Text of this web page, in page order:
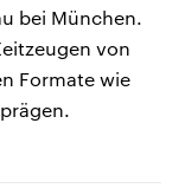
bei München.
von
Formate wie